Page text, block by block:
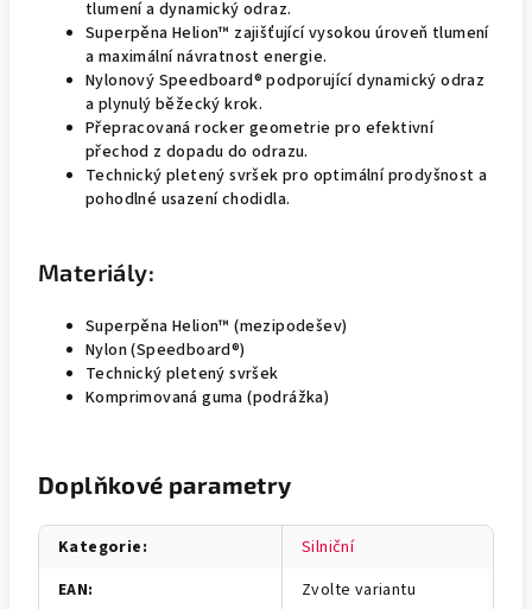
tlumení a dynamický odraz.
Superpěna Helion™ zajišťující vysokou úroveň tlumení
a maximální návratnost energie.
Nylonový Speedboard® podporující dynamický odraz
a plynulý běžecký krok.
Přepracovaná rocker geometrie pro efektivní
přechod z dopadu do odrazu.
Technický pletený svršek pro optimální prodyšnost a
pohodlné usazení chodidla.
Materiály:
Superpěna Helion™ (mezipodešev)
Nylon (Speedboard®)
Technický pletený svršek
Komprimovaná guma (podrážka)
Doplňkové parametry
Kategorie:
Silniční
EAN:
Zvolte variantu